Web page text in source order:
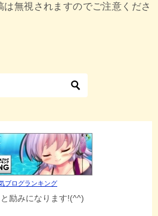
は無視されますのでご注意くださ
ブログランキング
励みになります!(^^)